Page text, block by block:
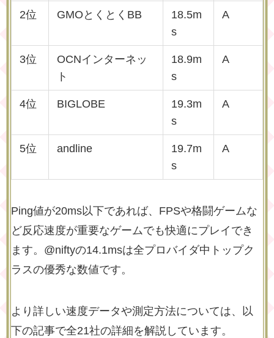
2位 GMOとくとくBB
18.5m
s
A
3位
OCNインターネッ
ト
18.9m
s
A
4位 BIGLOBE
19.3m
s
A
5位 andline
19.7m
s
A
Ping値が20ms以下であれば、FPSや格闘ゲームな
ど反応速度が重要なゲームでも快適にプレイでき
ます。@niftyの14.1msは全プロバイダ中トップク
ラスの優秀な数値です。
より詳しい速度データや測定方法については、以
下の記事で全21社の詳細を解説しています。